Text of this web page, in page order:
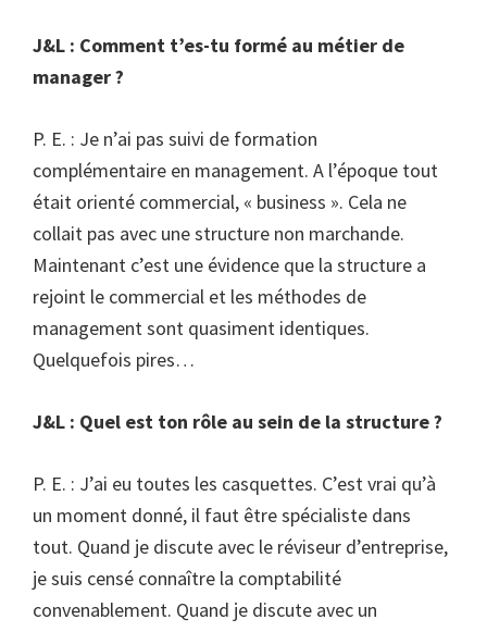
J&L : Comment t’es-tu formé au métier de
manager ?
P. E. : Je n’ai pas suivi de formation
complémentaire en management. A l’époque tout
était orienté commercial, « business ». Cela ne
collait pas avec une structure non marchande.
Maintenant c’est une évidence que la structure a
rejoint le commercial et les méthodes de
management sont quasiment identiques.
Quelquefois pires…
J&L : Quel est ton rôle au sein de la structure ?
P. E. : J’ai eu toutes les casquettes. C’est vrai qu’à
un moment donné, il faut être spécialiste dans
tout. Quand je discute avec le réviseur d’entreprise,
je suis censé connaître la comptabilité
convenablement. Quand je discute avec un